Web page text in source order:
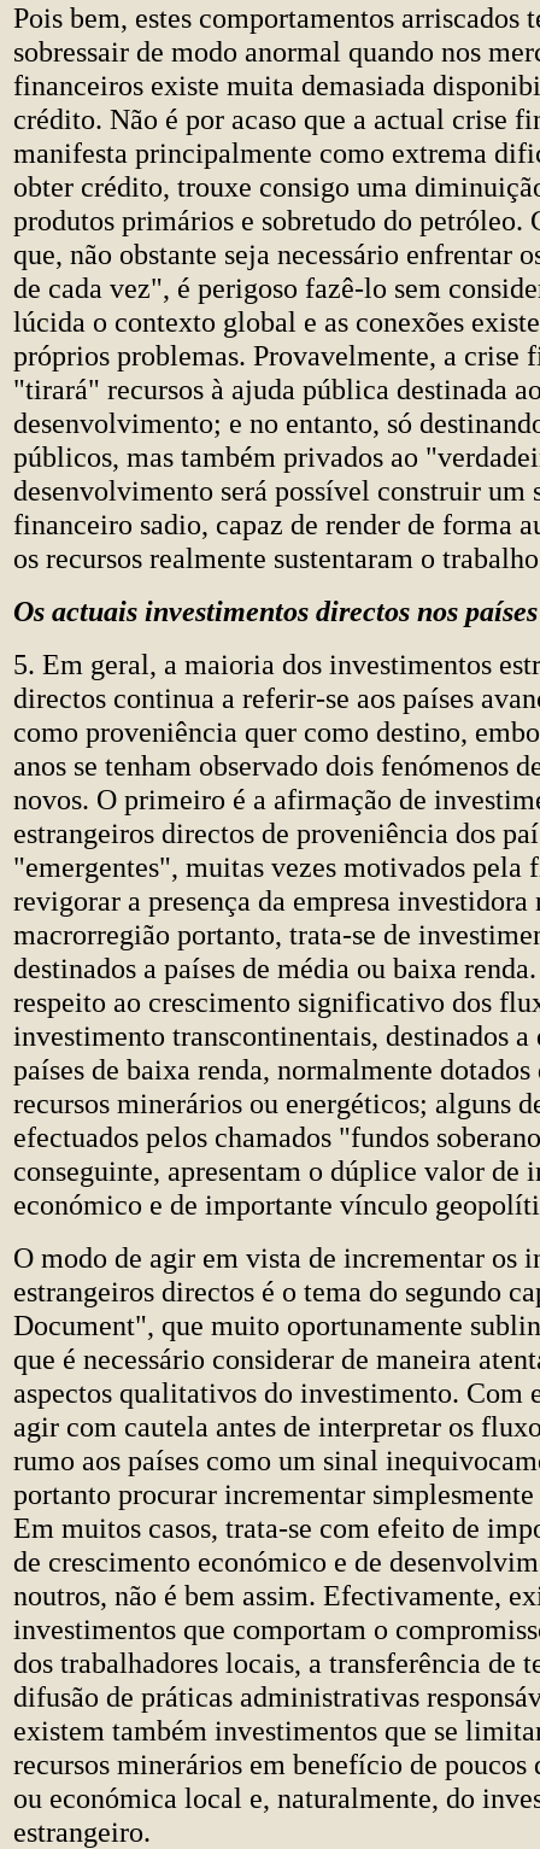
Pois bem, estes comportamentos arriscados
sobressair de modo anormal quando nos
financeiros existe muita demasiada
crédito. Não é por acaso que a actual crise
manifesta principalmente como extrema
obter crédito, trouxe consigo uma
produtos primários e sobretudo do petróleo.
que, não obstante seja necessário enfrentar
de cada vez", é perigoso fazê-lo sem
lúcida o contexto global e as conexões
próprios problemas. Provavelmente, a crise
"tirará" recursos à ajuda pública destinada
desenvolvimento; e no entanto, só
públicos, mas também privados ao
desenvolvimento será possível construir um
financeiro sadio, capaz de render de forma
os recursos realmente sustentaram o
Os actuais investimentos directos nos
5. Em geral, a maioria dos investimentos
directos continua a referir-se aos países
como proveniência quer como destino,
anos se tenham observado dois fenómenos
novos. O primeiro é a afirmação de
estrangeiros directos de proveniência dos
"emergentes", muitas vezes motivados pela
revigorar a presença da empresa investidora
macrorregião portanto, trata-se de
destinados a países de média ou baixa
respeito ao crescimento significativo dos
investimento transcontinentais, destinados a
países de baixa renda, normalmente
recursos minerários ou energéticos; alguns
efectuados pelos chamados "fundos
conseguinte, apresentam o dúplice valor de
económico e de importante vínculo
O modo de agir em vista de incrementar os
estrangeiros directos é o tema do segundo
Document", que muito oportunamente
que é necessário considerar de maneira
aspectos qualitativos do investimento. Com
agir com cautela antes de interpretar os
rumo aos países como um sinal
portanto procurar incrementar
Em muitos casos, trata-se com efeito de
de crescimento económico e de
noutros, não é bem assim. Efectivamente,
investimentos que comportam o
dos trabalhadores locais, a transferência de
difusão de práticas administrativas
existem também investimentos que se
recursos minerários em benefício de
ou económica local e, naturalmente, do
estrangeiro.